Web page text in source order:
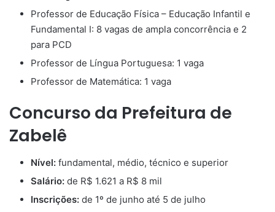
Professor de Educação Física – Educação Infantil e
Fundamental I: 8 vagas de ampla concorrência e 2
para PCD
Professor de Língua Portuguesa: 1 vaga
Professor de Matemática: 1 vaga
Concurso da Prefeitura de
Zabelê
Nível: fundamental, médio, técnico e superior
Salário: de R$ 1.621 a R$ 8 mil
Inscrições: de 1º de junho até 5 de julho